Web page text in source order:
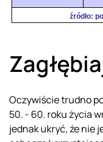
źródło:
Oczywiście trudno
50. - 60. roku życia
jednak ukryć, że nie